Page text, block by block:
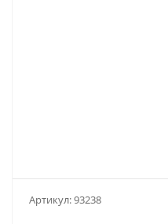
Артикул:93238